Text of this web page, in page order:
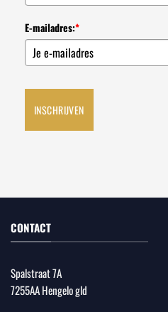
E-mailadres:*
INSCHRIJVEN
CONTACT
Spalstraat 7A
7255AA Hengelo gld